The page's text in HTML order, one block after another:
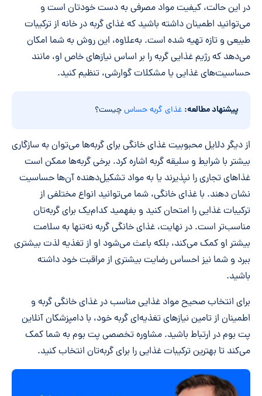
در این حالت، کیفیت مواد مصرفی به دست خودتان است و
می‌توانید اطمینان داشته باشید که غذای گربه در خانه از ترکیبات
طبیعی و تازه تهیه شده است. به‌علاوه، این روش به شما امکان
می‌دهد که رژیم غذایی گربه را بر اساس نیازهای خاص او، مانند
حساسیت‌های غذایی یا مشکلات گوارشی، تنظیم کنید.
پیشنهاد مطالعه: غذای گربه حساسچیست؟
از دیگر دلایل محبوبیت غذای خانگی برای گربه‌ها می‌توان به سازگاری
بیشتر با شرایط و سلیقه گربه اشاره کرد. برخی گربه‌ها ممکن است
غذاهای تجاری را نپذیرند یا به مواد تشکیل‌دهنده آن‌ها حساسیت
نشان دهند. با غذای خانگی، شما می‌توانید انواع مختلفی از
ترکیبات غذایی را امتحان کنید و بفهمید کدام‌یک برای گربه‌تان
مناسب‌تر است. در نهایت، غذای خانگی گربه نه‌تنها به سلامت
بیشتر او کمک می‌کند، بلکه باعث می‌شود او از تغذیه لذت بیشتری
ببرد و شما نیز احساس رضایت بیشتری از مراقبت خود داشته
باشید.
برای انتخاب صحیح مواد غذایی مناسب در غذای خانگی گربه و
اطمینان از تامین نیازهای تغذیه‌ای گربه خود، با دامپزشکان آنلاین
پت بوم در ارتباط باشید. مشاوره تخصصی پت بوم به شما کمک
می‌کند تا بهترین ترکیبات غذایی را برای گربه‌تان انتخاب کنید.